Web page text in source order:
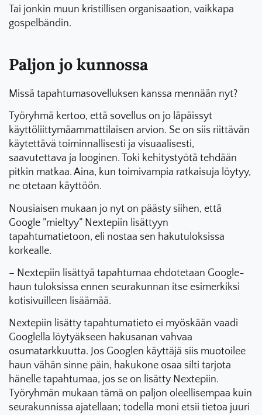
Tai jonkin muun kristillisen organisaation, vaikkapa
gospelbändin.
Paljon jo kunnossa
Missä tapahtumasovelluksen kanssa mennään nyt?
Työryhmä kertoo, että sovellus on jo läpäissyt
käyttöliittymäammattilaisen arvion. Se on siis riittävän
käytettävä toiminnallisesti ja visuaalisesti,
saavutettava ja looginen. Toki kehitystyötä tehdään
pitkin matkaa. Aina, kun toimivampia ratkaisuja löytyy,
ne otetaan käyttöön.
Nousiaisen mukaan jo nyt on päästy siihen, että
Google ”mieltyy” Nextepiin lisättyyn
tapahtumatietoon, eli nostaa sen hakutuloksissa
korkealle.
– Nextepiin lisättyä tapahtumaa ehdotetaan Google-
haun tuloksissa ennen seurakunnan itse esimerkiksi
kotisivuilleen lisäämää.
Nextepiin lisätty tapahtumatieto ei myöskään vaadi
Googlella löytyäkseen hakusanan vahvaa
osumatarkkuutta. Jos Googlen käyttäjä siis muotoilee
haun vähän sinne päin, hakukone osaa silti tarjota
hänelle tapahtumaa, jos se on lisätty Nextepiin.
Työryhmän mukaan tämä on paljon oleellisempaa kuin
seurakunnissa ajatellaan; todella moni etsii tietoa juuri